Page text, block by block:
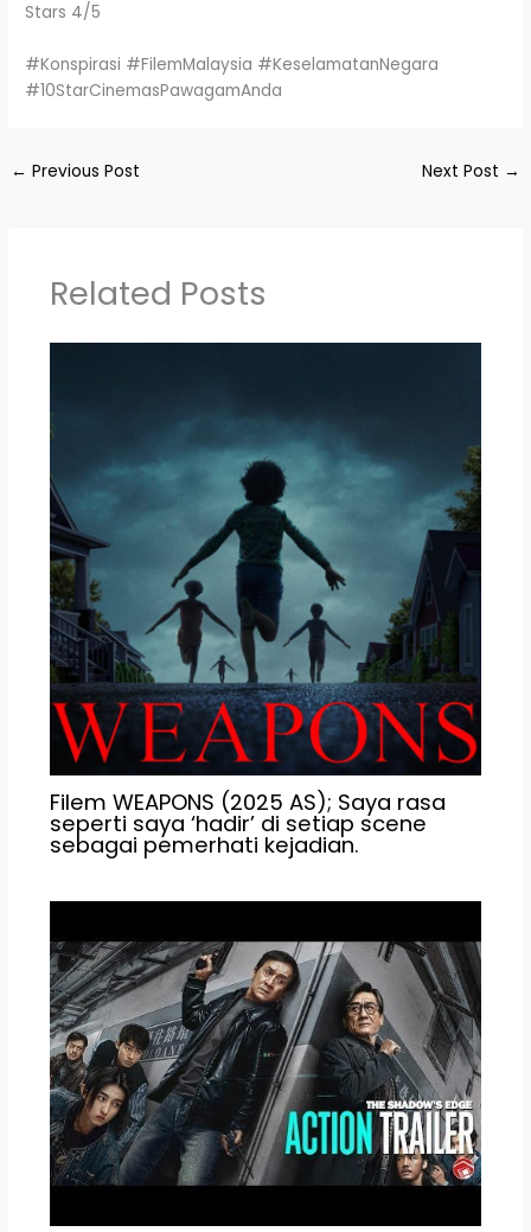
Stars 4/5
#Konspirasi #FilemMalaysia #KeselamatanNegara
#10StarCinemasPawagamAnda
← Previous Post Next Post →
Related Posts
Filem WEAPONS (2025 AS); Saya rasa
seperti saya ‘hadir’ di setiap scene
sebagai pemerhati kejadian.